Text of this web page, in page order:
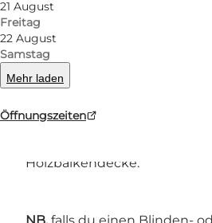
21 August
Freitag
22 August
Samstag
Mehr laden
Öffnungszeiten
Bauernstuben - Fast alle
Handwerks vor dem
Kirchliche Kunst - eine
Holzbalkendecke.